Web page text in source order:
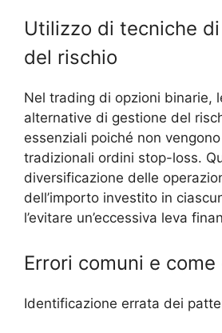
Utilizzo di tecniche
del rischio
Nel trading di opzioni binarie,
alternative di gestione del
essenziali poiché non
tradizionali ordini stop-loss.
diversificazione delle
dell’importo investito in
l’evitare un’eccessiva leva
Errori comuni e
Identificazione errata dei